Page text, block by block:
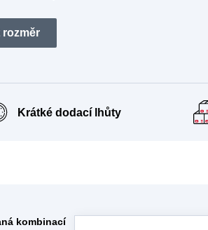
Krátké dodací lhůty
kombinací